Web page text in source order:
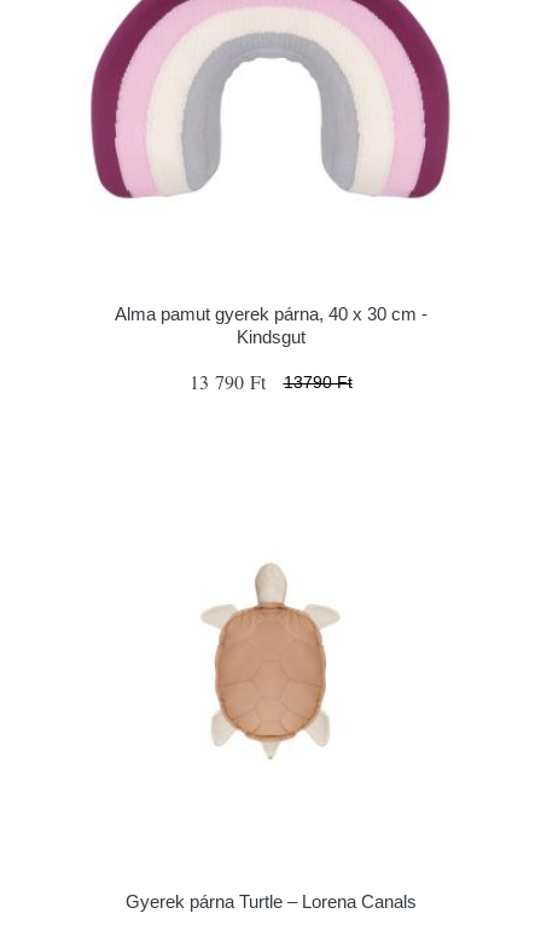
Alma pamut gyerek párna, 40 x 30 cm -
Kindsgut
13 790 Ft 13790 Ft
Gyerek párna Turtle – Lorena Canals